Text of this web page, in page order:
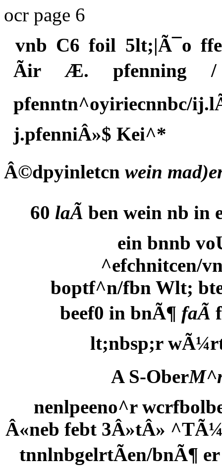
ocr page 6
vnb C6 foil 5lt;|Ã¯o
Ãir Æ. pfenning
pfenntn^oyiriecnnbc/
j.pfenniÂ»$ Kei^*
Â©dpyinletcn wein
60 laÃ ben wein nb in
ein bnnb
^efchnitcen/
boptf^n/fbn Wlt;
beef0 in bnÃ¶ faÃ
lt;nbsp;r
A S-Ober
nenlpeeno^r
Â«neb febt 3Â»tÂ»
tnnlnbgelrtÃen/bnÃ¶